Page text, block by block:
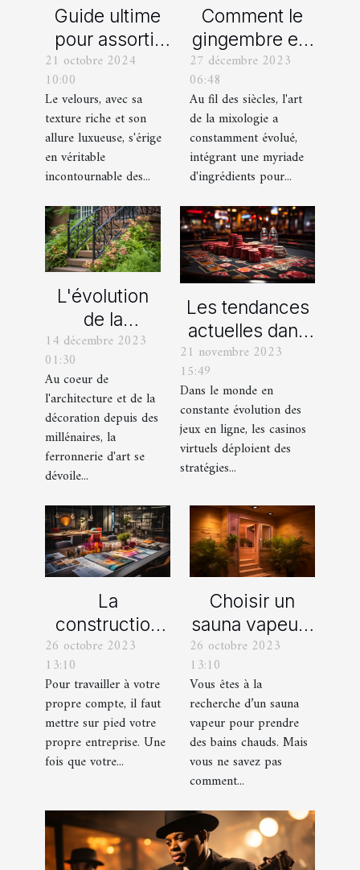
Guide ultime
pour assortir
vos
chaussures
avec des
pantalons en
velours
21 octobre 2024
10:00
Le velours, avec sa
texture riche et son
allure luxueuse, s'érige
en véritable
incontournable des...
Comment le
gingembre est
devenu un
ingrédient clé
dans la
mixologie
moderne
27 décembre 2023
06:48
Au fil des siècles, l'art
de la mixologie a
constamment évolué,
intégrant une myriade
d'ingrédients pour...
L'évolution
de la
ferronnerie
d'art à travers
les siècles
14 décembre 2023
01:30
Au coeur de
l'architecture et de la
décoration depuis des
millénaires, la
ferronnerie d'art se
dévoile...
Les tendances
actuelles dans
les offres
promotionnelles
des casinos en
ligne
21 novembre 2023
15:49
Dans le monde en
constante évolution des
jeux en ligne, les casinos
virtuels déploient des
stratégies...
La
construction
d’une identité
d’entreprise :
que faut-il en
savoir ?
26 octobre 2023
13:10
Pour travailler à votre
propre compte, il faut
mettre sur pied votre
propre entreprise. Une
fois que votre...
Choisir un
sauna vapeur :
comment s’y
prendre ?
26 octobre 2023
13:10
Vous êtes à la
recherche d’un sauna
vapeur pour prendre
des bains chauds. Mais
vous ne savez pas
comment...